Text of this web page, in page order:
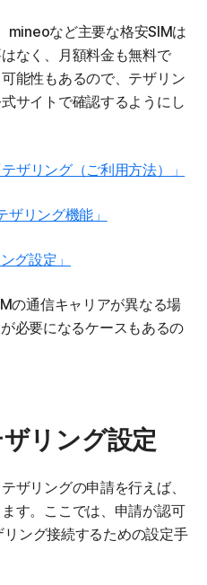
mineoなど主要な格安SIMは
なく、月額料金も無料で
能性もあるので、テザリン
サイトで確認するようにし
ザリング（ご利用方法）」
リング機能」
グ設定」
の通信キャリアが異なる場
必要になるケースもあるの
リング設定
ザリングの申請を行えば、
す。ここでは、申請が認可
ング接続するための設定手